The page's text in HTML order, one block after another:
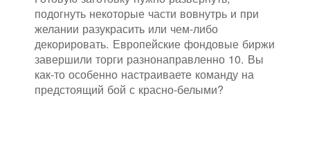
подогнуть некоторые части вовнутрь и при
желании разукрасить или чем-либо
декорировать. Европейские фондовые биржи
завершили торги разнонаправленно 10. Вы
как-то особенно настраиваете команду на
предстоящий бой с красно-белыми?